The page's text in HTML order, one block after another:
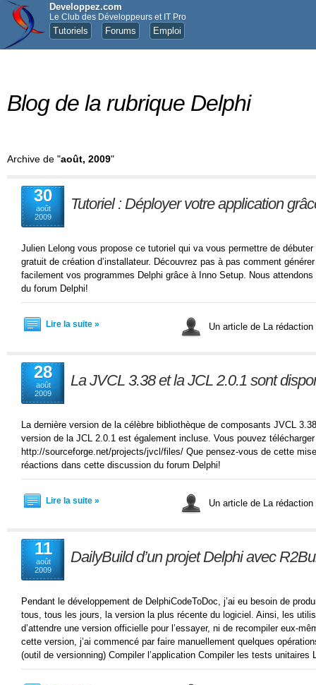
Developpez.com
Le Club des Développeurs et IT Pro
Tutoriels Forums Emploi
Blog de la rubrique Delphi
Archive de "août, 2009"
30
août
2009
Tutoriel : Déployer votre application
Julien Lelong vous propose ce tutoriel qui va vous permettre de débuter
gratuit de création d’installateur. Découvrez pas à pas comment
facilement vos programmes Delphi grâce à Inno Setup. Nous
du forum Delphi!
Lire la suite » Un article de La
28
août
2009
La JVCL 3.38 et la JCL 2.0.1 sont
La dernière version de la célèbre bibliothèque de composants JVCL
version de la JCL 2.0.1 est également incluse. Vous pouvez
http://sourceforge.net/projects/jvcl/files/ Que pensez-vous de cette
réactions dans cette discussion du forum Delphi!
Lire la suite » Un article de La
11
août
2009
DailyBuild d’un projet Delphi avec
Pendant le développement de DelphiCodeToDoc, j’ai eu besoin de
tous, tous les jours, la version la plus récente du logiciel. Ainsi, les
d’attendre une version officielle pour l’essayer, ni de recompiler eux-
cette version, j’ai commencé par faire manuellement quelques
(outil de versionning) Compiler l’application Compiler les tests